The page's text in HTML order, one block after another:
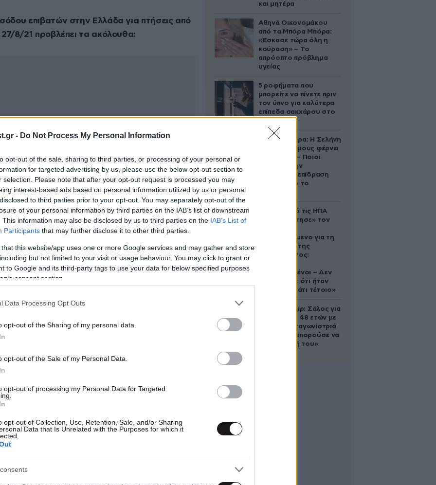
- Do Not Process My Personal Information
opt-out of the sale, sharing to third parties, or processing of your personal or
for targeted advertising by us, please use the below opt-out section to
selection. Please note that after your opt-out request is processed you may
interest-based ads based on personal information utilized by us or personal
to third parties prior to your opt-out. You may separately opt-out of the
of your personal information by third parties on the IAB’s list of downstream
This information may also be disclosed by us to third parties on the IAB’s List of
Participants that may further disclose it to other third parties.
that this website/app uses one or more Google services and may gather and store
but not limited to your visit or usage behaviour. You may click to grant or
to Google and its third-party tags to use your data for below specified purposes
consent section.
Data Processing Opt Outs
opt-out of the Sharing of my personal data.
opt-out of the Sale of my Personal Data.
opt-out of processing my Personal Data for Targeted
opt-out of Collection, Use, Retention, Sale, and/or Sharing
Data that Is Unrelated with the Purposes for which it
επιβατών στην Ελλάδα για πτήσεις από
8/21 προβλέπει τα ακόλουθα:
χώρες: Σύμφωνα με την αεροπορική οδηγία
χώρα των υπηκόων τρίτων κρατών πλην των
Σένγκεν συμπεριλαμβανομένων των
τα οποία αυτοί έχουν συνάψει σύμφωνο
τέκνων τους. Εξαιρούνται οι επιβάτες που
(essential reasons) και οι μόνιμοι κάτοικοι των
Βόρεια Μακεδονία, Ηνωμένα Αραβικά
Ηνωμένο Βασίλειο, Ισραήλ, Καναδάς,
Νότια Κορέα, Κατάρ, Κίνα, Κουβέιτ,
και μητέρα
Αθηνά Οικονομάκου
από τα Μπόρα Μπόρα:
«Έσκασε τώρα όλη η
κούραση» – Το
απρόοπτο πρόβλημα
υγείας
5 ροφήματα που
μπορείτε να πίνετε πριν
τον ύπνο για καλύτερα
επίπεδα σακχάρου στο
Ζώδια σήμερα: Η Σελήνη
στους Διδύμους φέρνει
ανατροπές – Ποιοι
δέχονται την
ευεργετική επίδραση
του Δία από το
Ζευγάρι από τις ΗΠΑ
που «υιοθέτησε» τον
κατηγορούμενο για τη
δολοφονία της
Ελίζαμπεθ Ρος:
συντετριμμένοι – Δεν
έδειξε ποτέ ότι ήταν
ικανός για κάτι τέτοιο»
Ρίτσαρντ Γκιρ: Σάλος για
τη διαφορά 48 ετών με
τη συμπρωταγωνίστριά
του – «Θα μπορούσε να
είναι εγγονή του»